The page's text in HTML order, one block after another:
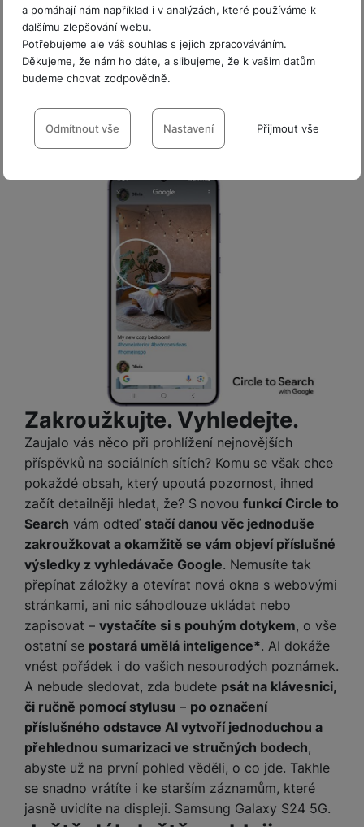
a pomáhají nám například i v analýzách, které používáme k
dalšímu zlepšování webu.
Potřebujeme ale váš souhlas s jejich zpracováváním.
Děkujeme, že nám ho dáte, a slibujeme, že k vašim datům
budeme chovat zodpovědně.
Nastavení souhlasů s kategoriemi
cookies
VŽDY AKTIVNÍ
Technické cookies umožňují váš průchod nákupním košíkem,
porovnávání produktů a další nezbytné funkce.
Preferenční a rozšířené funkce
Preferenční a rozšířené funkce-
abyste nemuseli vše
nastavovat znovu a abyste se s námi mohli spojit např. pomocí
Díky těmto cookies vám práci s naším webem dokážeme ještě
zpříjemnit. Dokážeme si zapamatovat vaše nastavení, mohou
vám pomoci s vyplňováním formulářů, umožní nám zobrazit
služby jako je chat a podobně.
abychom věděli, jak se na webu chováte, a mohli
náš web dále zlepšovat.
Tyto cookies nám umožňují měření výkonu našeho webu i
našich reklamních kampaní. Jejich pomocí určujeme počet
návštěv a zdroje návštěv našich internetových stránek. Data
získaná pomocí těchto cookies zpracováváme souhrnně a
anonymně, takže nejsme schopni identifikovat konkrétní
uživatele našeho webu.
Marketingové
Marketingové- abychom vás neobtěžovali nevhodnou
reklamou.
Povoleno
Marketingové cookies používáme my nebo naši partneři,
abychom vám mohli zobrazit vhodné obsahy nebo reklamy jak
na našich stránkách, tak na stránkách třetích stran.
Odmítnout vše Nastavení Přijmout vše
Zakroužkujte. Vyhledejte.
Zaujalo vás něco při prohlížení nejnovějších
příspěvků na sociálních sítích? Komu se však chce
pokaždé obsah, který upoutá pozornost, ihned
začít detailněji hledat, že? S novou funkcí Circle to
Search vám odteď stačí danou věc jednoduše
zakroužkovat a okamžitě se vám objeví příslušné
výsledky z vyhledávače Google. Nemusíte tak
přepínat záložky a otevírat nová okna s webovými
stránkami, ani nic sáhodlouze ukládat nebo
zapisovat – vystačíte si s pouhým dotykem, o vše
ostatní se postará umělá inteligence*. AI dokáže
vnést pořádek i do vašich nesourodých poznámek.
A nebude sledovat, zda budete psát na klávesnici,
či ručně pomocí stylusu – po označení
příslušného odstavce AI vytvoří jednoduchou a
přehlednou sumarizaci ve stručných bodech,
abyste už na první pohled věděli, o co jde. Takhle
se snadno vrátíte i ke starším záznamům, které
jasně uvidíte na displeji. Samsung Galaxy S24 5G.